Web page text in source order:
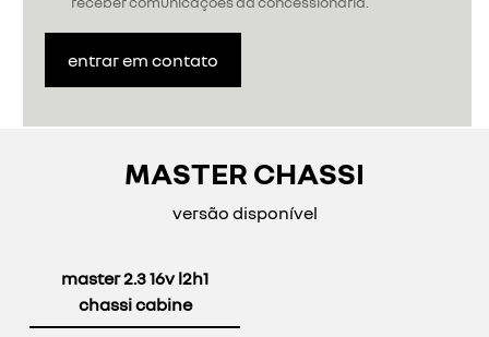
entrar em contato
MASTER CHASSI
versão disponível
master 2.3 16v l2h1
chassi cabine